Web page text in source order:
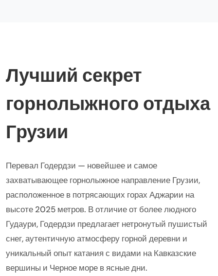
Лучший секрет
горнолыжного отдыха
Грузии
Перевал Годердзи — новейшее и самое
захватывающее горнолыжное направление Грузии,
расположенное в потрясающих горах Аджарии на
высоте 2025 метров. В отличие от более людного
Гудаури, Годердзи предлагает нетронутый пушистый
снег, аутентичную атмосферу горной деревни и
уникальный опыт катания с видами на Кавказские
вершины и Черное море в ясные дни.